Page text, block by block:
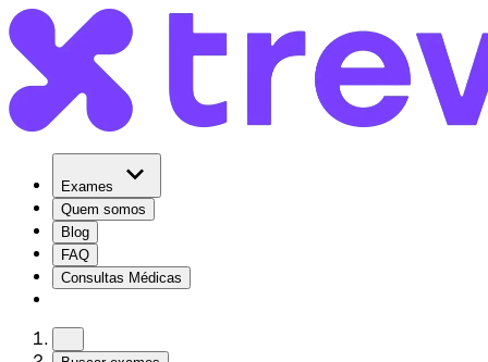
Exames
Quem somos
Blog
FAQ
Consultas Médicas